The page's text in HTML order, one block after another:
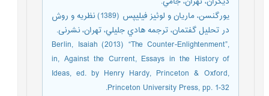
يورگنسن، ماريان و لوئيز فيليپس (1389) نظريه و روش
در تحليل گفتمان، ترجمه هادي جليلي، تهران، نشرنی.
Berlin, Isaiah (2013) “The Counter-Enlightenment”,
in, Against the Current, Essays in the History of
Ideas, ed. by Henry Hardy, Princeton & Oxford,
Princeton University Press, pp. 1-32.